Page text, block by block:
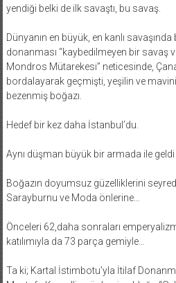
yendiği belki de ilk savaştı, bu savaş.
Dünyanın en büyük, en kanlı
donanması “kaybedilmeyen bir savaş
Mondros Mütarekesi” neticesinde,
bordalayarak geçmişti, yeşilin ve
bezenmiş boğazı.
Hedef bir kez daha İstanbul’du.
Aynı düşman büyük bir armada ile
Boğazın doyumsuz güzelliklerini
Sarayburnu ve Moda önlerine…
Önceleri 62,daha sonraları
katılımıyla da 73 parça gemiyle…
Ta ki; Kartal İstimbotu’yla İtilaf